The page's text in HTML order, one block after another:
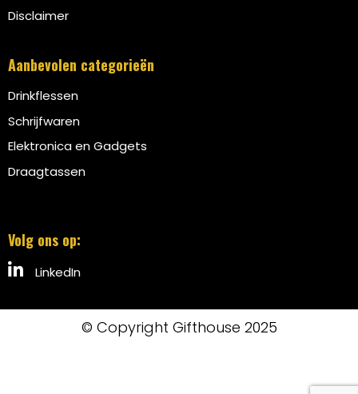
Disclaimer
Aanbevolen categorieën
Drinkflessen
Schrijfwaren
Elektronica en Gadgets
Draagtassen
Volg ons op:
LinkedIn
© Copyright Gifthouse 2025